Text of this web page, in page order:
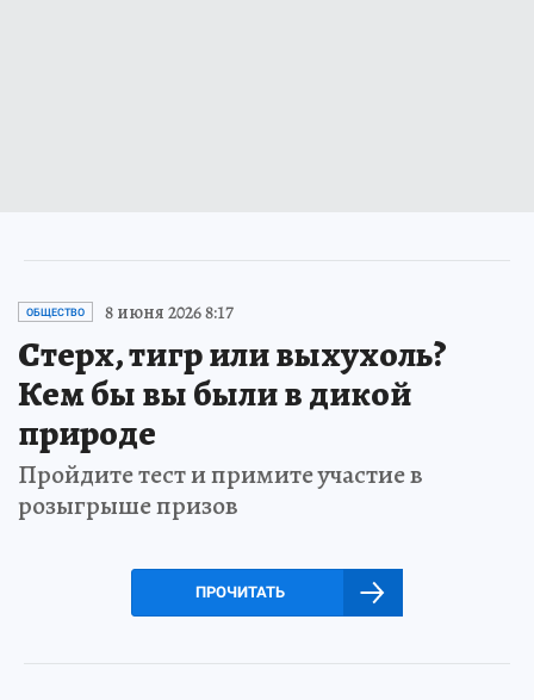
ОБЩЕСТВО 8 июня 2026 8:17
Стерх, тигр или выхухоль?
Кем бы вы были в дикой
природе
Пройдите тест и примите участие в
розыгрыше призов
ПРОЧИТАТЬ